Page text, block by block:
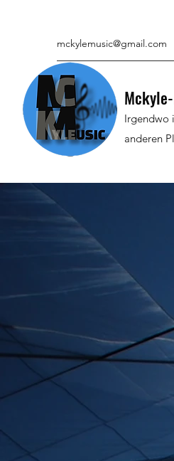
mckylemusic@gmail.com
Irgendwo
anderen